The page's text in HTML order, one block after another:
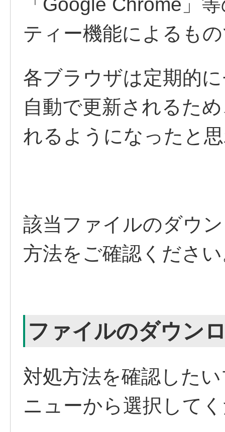
ティー機能によるも
各ブラウザは定期的
自動で更新されるた
れるようになったと
該当ファイルのダウ
方法をご確認くださ
ファイルのダウン
対処方法を確認した
ニューから選択して